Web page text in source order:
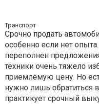
Транспорт
Срочно продать
особенно если нет
переполнен
техники очень тяжело
приемлемую цену. Но
нужно лишь обратиться
практикует срочный